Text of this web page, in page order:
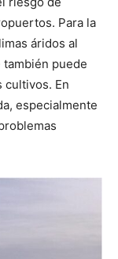
Para la
áridos al
puede
cultivos. En
especialmente